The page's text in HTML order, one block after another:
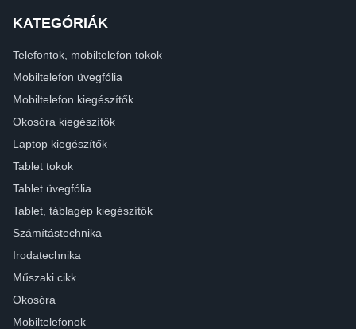
KATEGÓRIÁK
Telefontok, mobiltelefon tokok
Mobiltelefon üvegfólia
Mobiltelefon kiegészítők
Okosóra kiegészítők
Laptop kiegészítők
Tablet tokok
Tablet üvegfólia
Tablet, táblagép kiegészítők
Számítástechnika
Irodatechnika
Műszaki cikk
Okosóra
Mobiltelefonok